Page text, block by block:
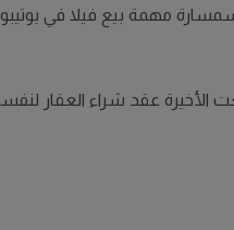
مهمة بيع فيلا في
عقد شراء العقار